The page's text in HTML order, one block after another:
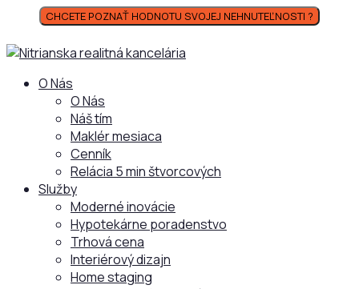
CHCETE POZNAŤ HODNOTU SVOJEJ NEHNUTEĽNOSTI ?
O Nás
O Nás
Náš tím
Maklér mesiaca
Cenník
Relácia 5 min štvorcových
Služby
Moderné inovácie
Hypotekárne poradenstvo
Trhová cena
Interiérový dizajn
Home staging